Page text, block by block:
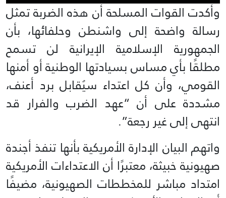
وأكدت القوات المسلحة أن هذه الضربة تمثل
رسالة واضحة إلى واشنطن وحلفائها، بأن
الجمهورية الإسلامية الإيرانية لن تسمح
مطلقًا بأي مساس بسيادتها الوطنية أو أمنها
القومي، وأن كل اعتداء سيُقابل برد أعنف،
مشددة على أن “عهد الضرب والفرار قد
انتهى إلى غير رجعة”.
واتهم البيان الإدارة الأمريكية بأنها تنفذ أجندة
صهيونية خبيثة، معتبرًا أن الاعتداءات الأمريكية
امتداد مباشر للمخططات الصهيونية، مضيفًا